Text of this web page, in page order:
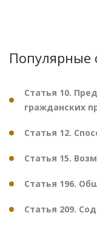
Популярные
Статья 10.
гражданских
Статья 12.
Статья 15.
Статья 196.
Статья 209.